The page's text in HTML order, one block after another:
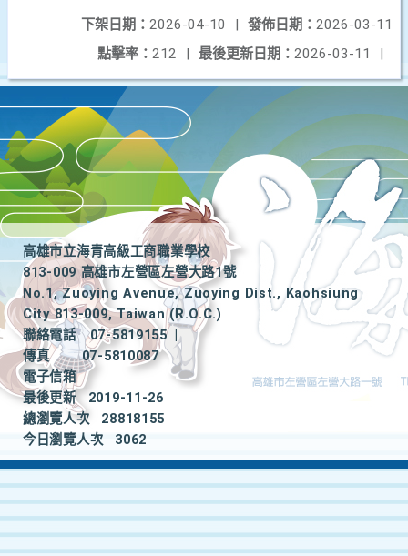
發佈日期： 2026-03-11
下架日期： 2026-04-10
|
最後更新日期： 2026-03-11 |
點擊率： 212 |
高雄市立海青高級工商職業學校
813-009 高雄市左營區左營大路1號
No.1, Zuoying Avenue, Zuoying Dist., Kaohsiung
City 813-009, Taiwan (R.O.C.)
聯絡電話
07-5819155
|
傳真
07-5810087
電子信箱
最後更新
2019-11-26
總瀏覽人次
28818155
今日瀏覽人次
3062